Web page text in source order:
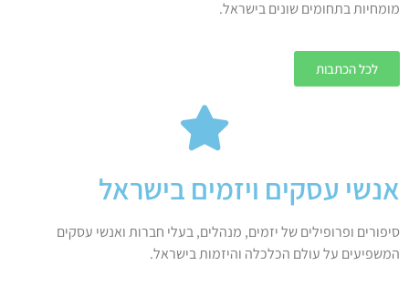
מומחיות בתחומים שונים בישראל.
לכל הכתבות
אנשי עסקים ויזמים בישראל
סיפורים ופרופילים של יזמים, מנהלים, בעלי חברות ואנשי עסקים
המשפיעים על עולם הכלכלה והיזמות בישראל.